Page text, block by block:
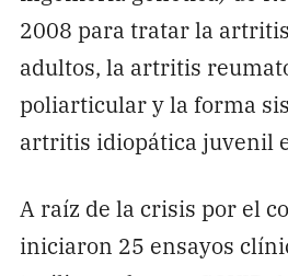
2008 para tratar la
adultos, la artritis
poliarticular y la forma
artritis idiopática juvenil
A raíz de la crisis por el
iniciaron 25 ensayos